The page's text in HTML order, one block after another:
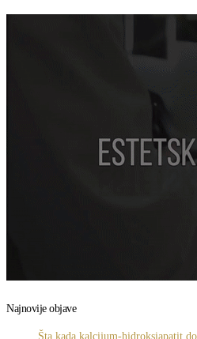
Najnovije objave
Šta kada kalcijum-hidroksiapatit